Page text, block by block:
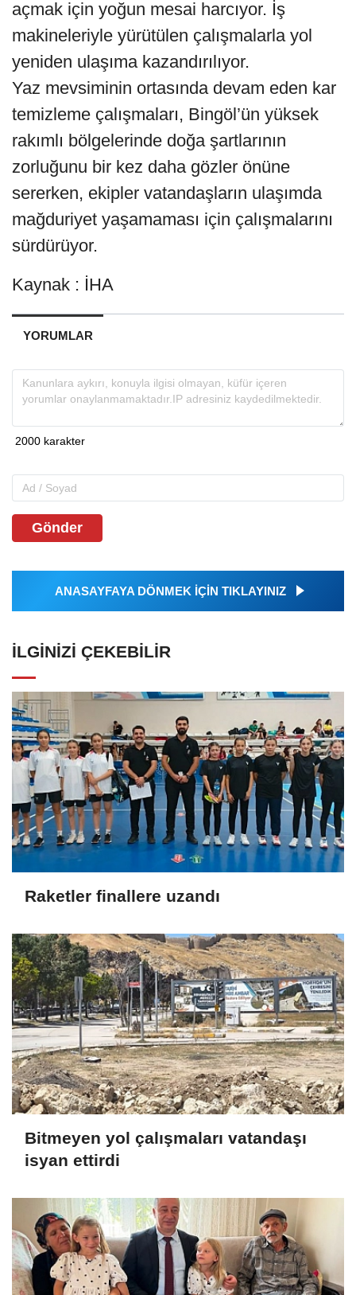
açmak için yoğun mesai harcıyor. İş
makineleriyle yürütülen çalışmalarla yol
yeniden ulaşıma kazandırılıyor.
Yaz mevsiminin ortasında devam eden kar
temizleme çalışmaları, Bingöl’ün yüksek
rakımlı bölgelerinde doğa şartlarının
zorluğunu bir kez daha gözler önüne
sererken, ekipler vatandaşların ulaşımda
mağduriyet yaşamaması için çalışmalarını
sürdürüyor.
Kaynak : İHA
YORUMLAR
Gönder
ANASAYFAYA DÖNMEK İÇİN TIKLAYINIZ
İLGINIZI ÇEKEBILIR
Raketler finallere uzandı
Bitmeyen yol çalışmaları vatandaşı
isyan ettirdi